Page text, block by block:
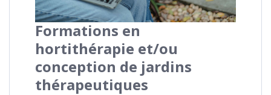
Formations en
hortithérapie et/ou
conception de jardins
thérapeutiques